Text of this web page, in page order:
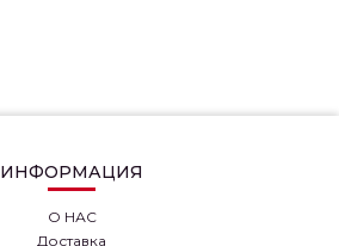
ИНФОРМАЦИЯ
О НАС
Доставка